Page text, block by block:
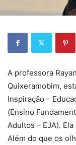
A professora
Quixeramobim,
Inspiração –
(Ensino
Adultos – EJA).
Além do que os